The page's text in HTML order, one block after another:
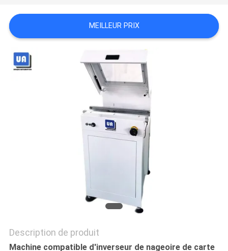
VR
PLAN
DU
MEILLEUR PRIX
Description de produit
Machine compatible d'inverseur de nageoire de carte